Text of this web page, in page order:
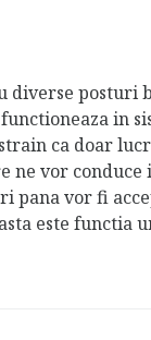
diverse posturi
in
ca doar
ne vor conduce
pana vor fi
este functia